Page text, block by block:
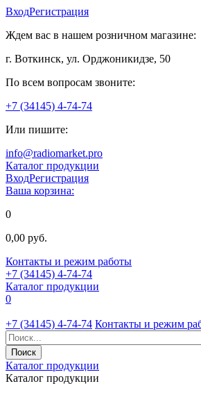
ВходРегистрация
Ждем вас в нашем розничном магазине:
г. Воткинск, ул. Орджоникидзе, 50
По всем вопросам звоните:
+7 (34145) 4-74-74
Или пишите:
info@radiomarket.pro
Каталог продукции
ВходРегистрация
Ваша корзина:
0
0,00 руб.
Контакты и режим работы
+7 (34145) 4-74-74
Каталог продукции
0
+7 (34145) 4-74-74 Контакты и режим
Каталог продукции
Каталог продукции